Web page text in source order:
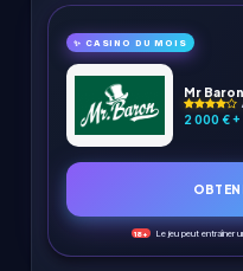
✨ CASINO DU MOIS
Mr
2 000 €
18+ Le jeu peut entraîner